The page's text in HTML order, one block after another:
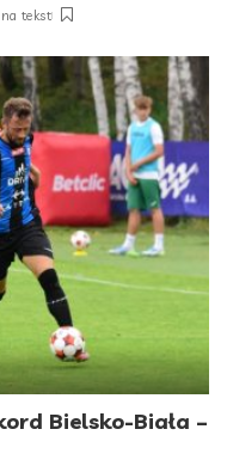
tekst
Bielsko-Biała –